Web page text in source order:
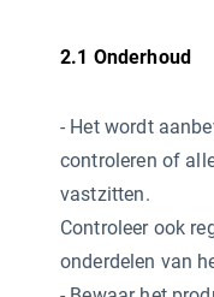
2.1 Onderhoud
- Het wordt
controleren of
vastzitten.
Controleer ook
onderdelen van